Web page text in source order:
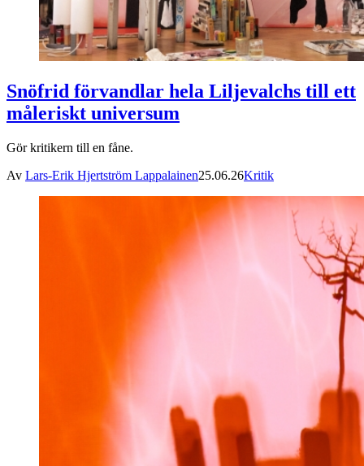
Snöfrid förvandlar hela Liljevalchs till ett
måleriskt universum
Gör kritikern till en fåne.
Av Lars-Erik Hjertström Lappalainen25.06.26Kritik